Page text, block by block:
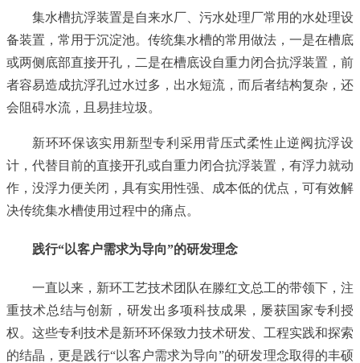
集水槽抗浮装置是自来水厂、污水处理厂常用的水处理设
备装置，常用于沉淀池。传统集水槽的常用做法，一是在槽底
或两侧底部直接开孔，二是在槽底设自重力闭合抗浮装置，前
者容易造成抗浮孔过水过多，出水短流，而后者结构复杂，还
会阻碍水流，且易挂垃圾。
新环环保该实用新型专利采用背压式柔性止逆阀抗浮设
计，代替目前的直接开孔或自重力闭合抗浮装置，有浮力就动
作，没浮力便关闭，具有实用性强、成本低的优点，可有效解
决传统集水槽使用过程中的痛点。
践行“以客户需求为导向”的研发理念
一直以来，新环工艺技术团队在滕红文总工的带领下，注
重技术总结与创新，研发出多项科技成果，屡获国家专利授
权。这些专利技术是新环环保致力技术研发、工程实践和探索
的结晶，更是践行“以客户需求为导向”的研发理念取得的丰硕